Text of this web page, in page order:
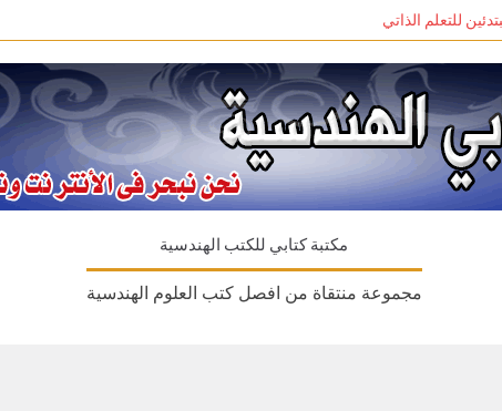
مكتبة كتابي للكتب الهندسية
مجموعة منتقاة من افصل كتب العلوم الهندسية